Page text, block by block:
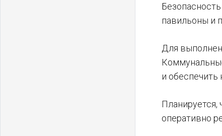
павильоны и
Для
и обеспечить
Планируется,
оперативно